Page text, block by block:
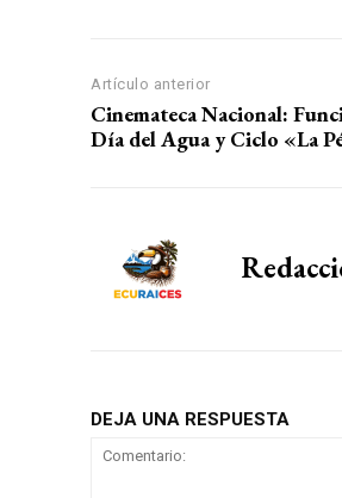
Artículo anterior
Cinemateca Nacional:
Día del Agua y Ciclo «La
DEJA UNA RESPUESTA